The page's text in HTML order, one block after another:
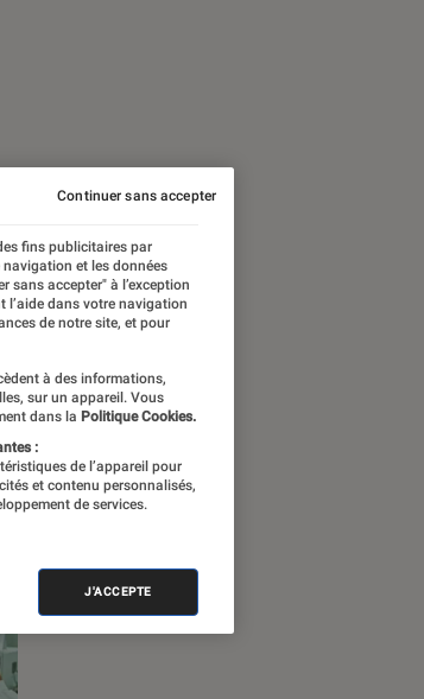
fins publicitaires par
et les données
sans accepter" à l’exception
l’aide dans votre navigation
de notre site, et pour
à des informations,
sur un appareil. Vous
dans la Politique Cookies.
:
de l’appareil pour
et contenu personnalisés,
de services.
J'ACCEPTE
Continuer sans accepter